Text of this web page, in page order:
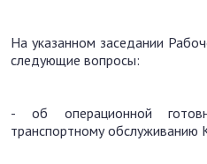
На указанном заседании
следующие вопросы:
- об операционной
транспортному обслуживанию